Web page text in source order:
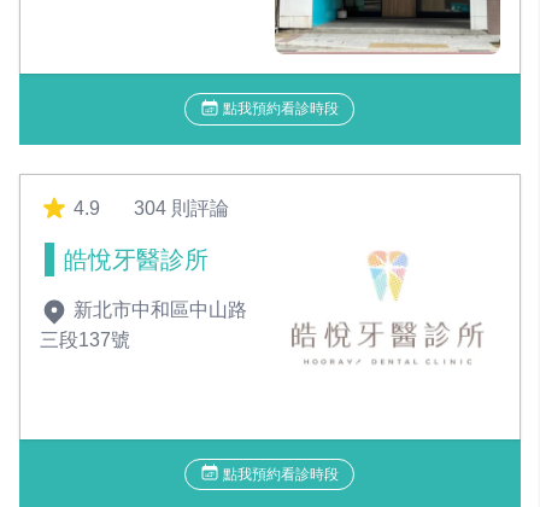
點我預約看診時段
4.9 304 則評論
皓悅牙醫診所
新北市中和區中山路
三段137號
點我預約看診時段